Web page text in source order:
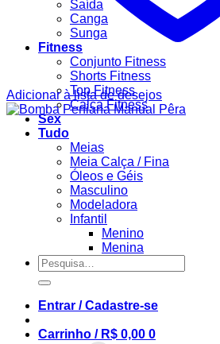
Saída
Canga
Sunga
Fitness
Conjunto Fitness
Shorts Fitness
Top Fitness
Calça Fitness
Sex
Tudo
Meias
Meia Calça / Fina
Óleos e Géis
Masculino
Modeladora
Infantil
Menino
Menina
Pesquisar
por:
Entrar / Cadastre-se
Carrinho / R$ 0,00 0
Adicionar à lista de desejos